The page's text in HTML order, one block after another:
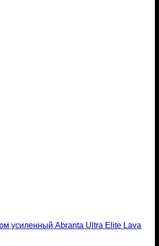
усиленный Abranta Ultra Elite Lava